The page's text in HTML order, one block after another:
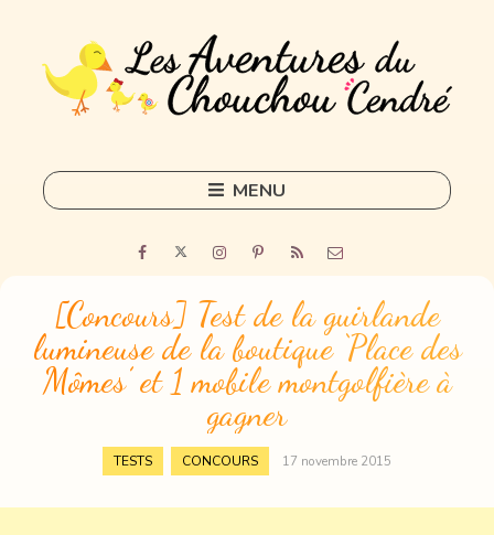
MENU
to
content
Home
Freelance
Sorties
[Concours] Test de la guirlande
lumineuse de la boutique ‘Place des
Mômes’ et 1 mobile montgolfière à
gagner
TESTS CONCOURS 17 novembre 2015